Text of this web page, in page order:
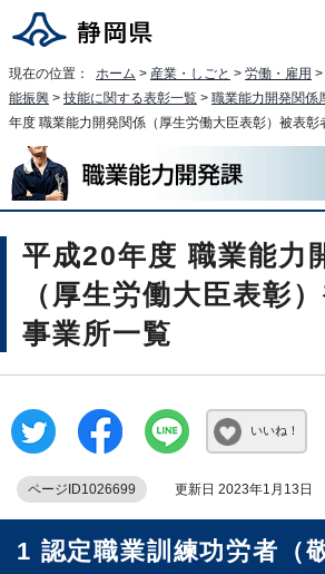
現在の位置： ホーム > 産業・しごと > 労働・雇用 >
能振興 > 技能に関する表彰一覧 > 職業能力開発関係
年度 職業能力開発関係（厚生労働大臣表彰）被表彰
平成20年度 職業能力
（厚生労働大臣表彰
事業所一覧
いいね！
ページID1026699 更新日 2023年1月13日
1 認定職業訓練功労者（